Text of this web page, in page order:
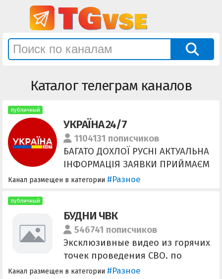
Каталог телеграм каналов
публичный
УКРАЇНА 24/7
1104131 пописчиков
БАГАТО ДОХЛОЇ РУСНІ АКТУАЛЬНА
ІНФОРМАЦІЯ ЗАЯВКИ ПРИЙМАЄМ
ШВИДКО
Канал размещен в категории #Разное
публичный
БУДНИ ЧВК
546741 пописчиков
Эксклюзивные видео из горячих
точек проведения СВО. по
рекламе/сотрудничество:
Канал размещен в категории #Разное